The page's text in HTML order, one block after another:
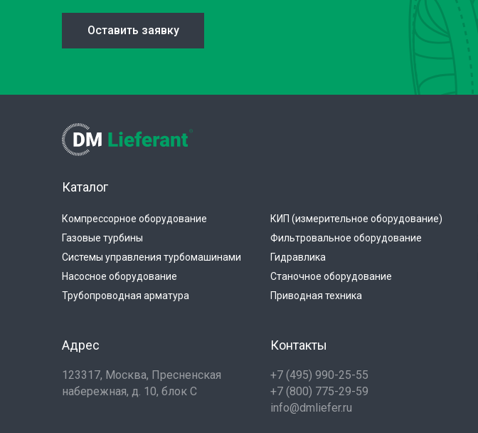
Оставить заявку
Каталог
Компрессорное оборудование
Газовые турбины
Системы управления турбомашинами
Насосное оборудование
Трубопроводная арматура
КИП (измерительное оборудование)
Фильтровальное оборудование
Гидравлика
Станочное оборудование
Приводная техника
Адрес
123317, Москва, Пресненская
набережная, д. 10, блок С
Контакты
+7 (495) 990-25-55
+7 (800) 775-29-59
info@dmliefer.ru